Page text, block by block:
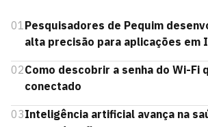
01Pesquisadores de Pequim
alta precisão para aplicações em
02Como descobrir a senha do Wi-Fi
conectado
03Inteligência artificial avança na